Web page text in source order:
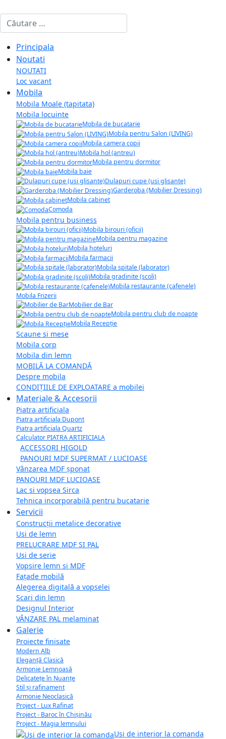
Cautare
Principala
Noutati
NOUTATI
Loc vacant
Mobila
Mobila Moale (tapitata)
Mobila locuinte
Mobila de bucatarie
Mobila pentru Salon (LIVING)
Mobila camera copii
Mobila hol (antreu)
Mobila pentru dormitor
Mobila baie
Dulapuri cupe (usi glisante)
Garderoba (Mobilier Dressing)
Mobila cabinet
Comoda
Mobila pentru business
Mobila birouri (oficii)
Mobila pentru magazine
Mobila hoteluri
Mobila farmacii
Mobila spitale (laborator)
Mobila gradinite (scoli)
Mobila restaurante (cafenele)
Mobila Frizerii
Mobilier de Bar
Mobila pentru club de noapte
Mobila Recepție
Scaune si mese
Mobila corp
Mobila din lemn
MOBILĂ LA COMANDĂ
Despre mobila
CONDIȚIILE DE EXPLOATARE a mobilei
Materiale & Accesorii
Piatra artificiala
Piatra artificiala Dupont
Piatra artificiala Quartz
Calculator PIATRA ARTIFICIALA
ACCESSORI HIGOLD
PANOURI MDF SUPERMAT / LUCIOASE
Vânzarea MDF șponat
PANOURI MDF LUCIOASE
Lac si vopsea Sirca
Tehnica incorporabilă pentru bucatarie
Servicii
Construcții metalice decorative
Usi de lemn
PRELUCRARE MDF SI PAL
Usi de serie
Vopsire lemn si MDF
Fațade mobilă
Alegerea digitală a vopselei
Scari din lemn
Designul Interior
VÂNZARE PAL melaminat
Galerie
Proiecte finisate
Modern Alb
Eleganță Clasică
Armonie Lemnoasă
Delicatețe în Nuanțe
Stil și rafinament
Armonie Neoclasică
Project - Lux Rafinat
Project - Baroc în Chișinău
Project - Magia lemnului
Usi de interior la comanda